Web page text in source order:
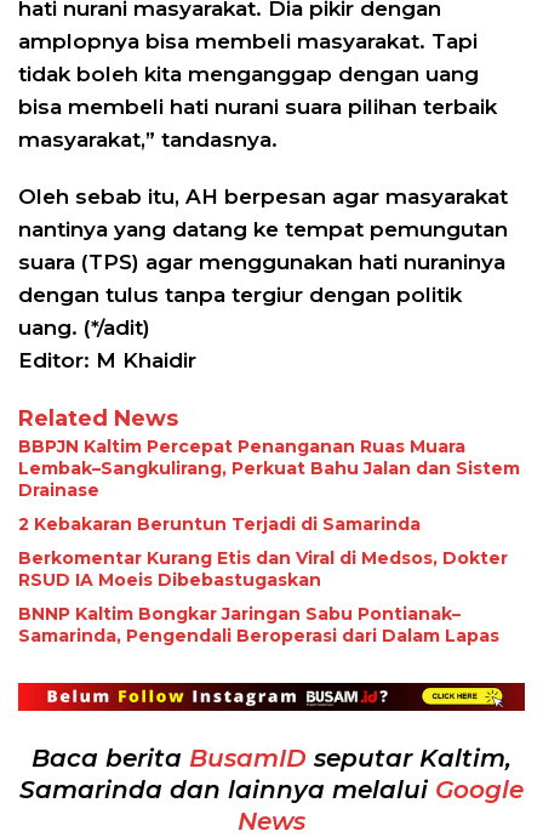
hati nurani masyarakat. Dia pikir dengan
amplopnya bisa membeli masyarakat. Tapi
tidak boleh kita menganggap dengan uang
bisa membeli hati nurani suara pilihan terbaik
masyarakat,” tandasnya.
Oleh sebab itu, AH berpesan agar masyarakat
nantinya yang datang ke tempat pemungutan
suara (TPS) agar menggunakan hati nuraninya
dengan tulus tanpa tergiur dengan politik
uang. (*/adit)
Editor: M Khaidir
Related News
BBPJN Kaltim Percepat Penanganan Ruas Muara
Lembak–Sangkulirang, Perkuat Bahu Jalan dan Sistem
Drainase
2 Kebakaran Beruntun Terjadi di Samarinda
Berkomentar Kurang Etis dan Viral di Medsos, Dokter
RSUD IA Moeis Dibebastugaskan
BNNP Kaltim Bongkar Jaringan Sabu Pontianak–
Samarinda, Pengendali Beroperasi dari Dalam Lapas
Baca berita BusamID seputar Kaltim,
Samarinda dan lainnya melalui Google
News